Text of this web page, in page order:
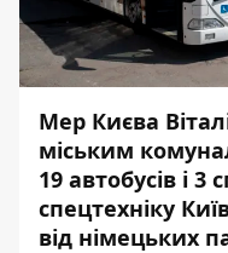
Мер Києва
міським
19 автобусів і 3
спецтехніку
від німецьких